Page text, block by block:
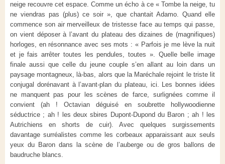
neige recouvre cet espace. Comme un écho à ce « Tombe la neige, tu
ne viendras pas (plus) ce soir », que chantait Adamo. Quand elle
commence son air merveilleux de tristesse face au temps qui passe,
on vient déposer à l’avant du plateau des dizaines de (magnifiques)
horloges, en résonnance avec ses mots : « Parfois je me lève la nuit
et je fais arrêter toutes les pendules, toutes ». Quelle belle image
finale aussi que celle du jeune couple s’en allant au loin dans un
paysage montagneux, là-bas, alors que la Maréchale rejoint le triste lit
conjugal dorénavant à l’avant-plan du plateau, ici. Les bonnes idées
ne manquent pas pour les scènes de farce, surlignées comme il
convient (ah ! Octavian déguisé en soubrette hollywoodienne
séductrice ; ah ! les deux sbires Dupont-Dupond du Baron ; ah ! les
Autrichiens en shorts de cuir). Avec quelques surgissements
davantage surréalistes comme les corbeaux apparaissant aux seuls
yeux du Baron dans la scène de l’auberge ou de gros ballons de
baudruche blancs.